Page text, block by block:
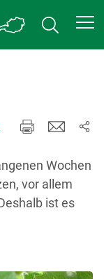
Wochen
vor allem
ist es